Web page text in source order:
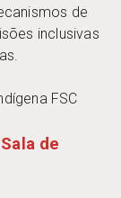
de
inclusivas
FSC
de